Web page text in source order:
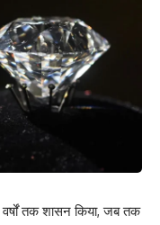
तक शासन किया, जब तक